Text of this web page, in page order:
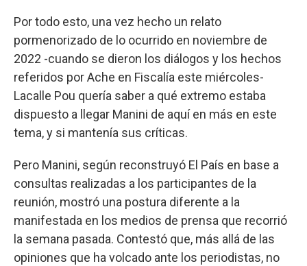
Por todo esto, una vez hecho un relato
pormenorizado de lo ocurrido en noviembre de
2022 -cuando se dieron los diálogos y los hechos
referidos por Ache en Fiscalía este miércoles-
Lacalle Pou quería saber a qué extremo estaba
dispuesto a llegar Manini de aquí en más en este
tema, y si mantenía sus críticas.
Pero Manini, según reconstruyó El País en base a
consultas realizadas a los participantes de la
reunión, mostró una postura diferente a la
manifestada en los medios de prensa que recorrió
la semana pasada. Contestó que, más allá de las
opiniones que ha volcado ante los periodistas, no